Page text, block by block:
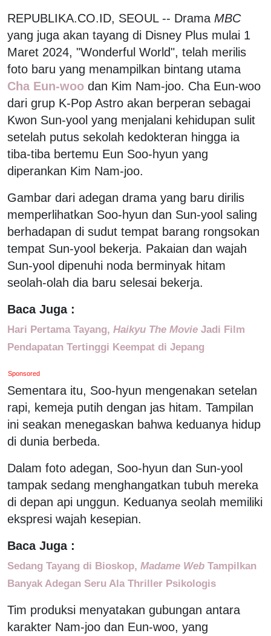
REPUBLIKA.CO.ID, SEOUL -- Drama MBC
yang juga akan tayang di Disney Plus mulai 1
Maret 2024, "Wonderful World", telah merilis
foto baru yang menampilkan bintang utama
Cha Eun-woo dan Kim Nam-joo. Cha Eun-woo
dari grup K-Pop Astro akan berperan sebagai
Kwon Sun-yool yang menjalani kehidupan sulit
setelah putus sekolah kedokteran hingga ia
tiba-tiba bertemu Eun Soo-hyun yang
diperankan Kim Nam-joo.
Gambar dari adegan drama yang baru dirilis
memperlihatkan Soo-hyun dan Sun-yool saling
berhadapan di sudut tempat barang rongsokan
tempat Sun-yool bekerja. Pakaian dan wajah
Sun-yool dipenuhi noda berminyak hitam
seolah-olah dia baru selesai bekerja.
Baca Juga :
Hari Pertama Tayang, Haikyu The Movie Jadi Film
Pendapatan Tertinggi Keempat di Jepang
Sponsored
Sementara itu, Soo-hyun mengenakan setelan
rapi, kemeja putih dengan jas hitam. Tampilan
ini seakan menegaskan bahwa keduanya hidup
di dunia berbeda.
Dalam foto adegan, Soo-hyun dan Sun-yool
tampak sedang menghangatkan tubuh mereka
di depan api unggun. Keduanya seolah memiliki
ekspresi wajah kesepian.
Baca Juga :
Sedang Tayang di Bioskop, Madame Web Tampilkan
Banyak Adegan Seru Ala Thriller Psikologis
Tim produksi menyatakan gubungan antara
karakter Nam-joo dan Eun-woo, yang